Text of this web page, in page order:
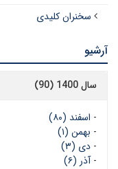
سخنران کلیدی
آرشیو
سال 1400 (90)
- اسفند (۸۰)
- بهمن (۱)
- دی (۳)
-آذر (۶)